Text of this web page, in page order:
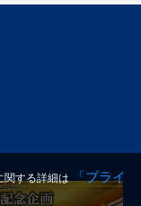
する詳細は
「プライ